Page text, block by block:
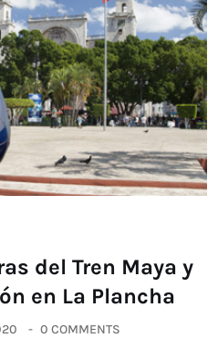
del Tren Maya y
en La Plancha
0 COMMENTS